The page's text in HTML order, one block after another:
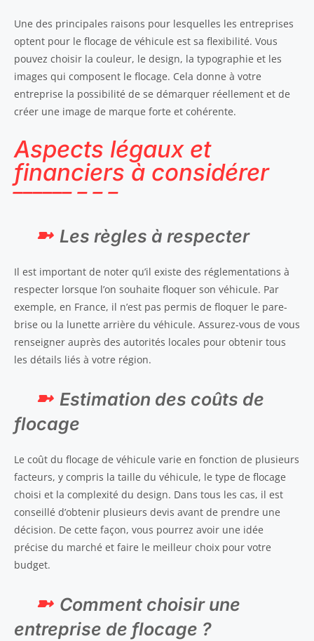
Une des principales raisons pour lesquelles les entreprises
optent pour le flocage de véhicule est sa flexibilité. Vous
pouvez choisir la couleur, le design, la typographie et les
images qui composent le flocage. Cela donne à votre
entreprise la possibilité de se démarquer réellement et de
créer une image de marque forte et cohérente.
Aspects légaux et
financiers à considérer
Les règles à respecter
Il est important de noter qu’il existe des réglementations à
respecter lorsque l’on souhaite floquer son véhicule. Par
exemple, en France, il n’est pas permis de floquer le pare-
brise ou la lunette arrière du véhicule. Assurez-vous de vous
renseigner auprès des autorités locales pour obtenir tous
les détails liés à votre région.
Estimation des coûts de
flocage
Le coût du flocage de véhicule varie en fonction de plusieurs
facteurs, y compris la taille du véhicule, le type de flocage
choisi et la complexité du design. Dans tous les cas, il est
conseillé d’obtenir plusieurs devis avant de prendre une
décision. De cette façon, vous pourrez avoir une idée
précise du marché et faire le meilleur choix pour votre
budget.
Comment choisir une
entreprise de flocage ?